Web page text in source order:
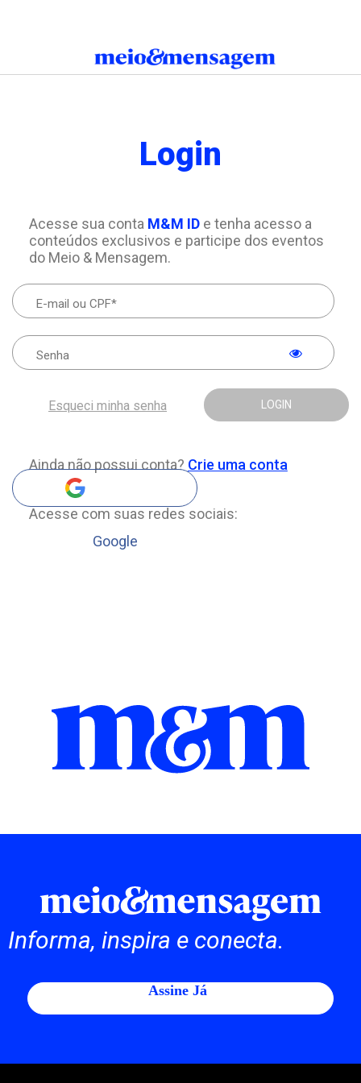
Login
Acesse sua conta M&M IDe tenha acesso a
conteúdos exclusivos e participe dos eventos
do Meio & Mensagem.
LOGIN
Esqueci minha senha
Ainda não possui conta? Crie uma conta
Acesse com suas redes sociais:
Google
Informa, inspira e conecta.
Assine Já